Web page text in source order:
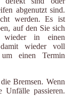
abgenutzt sind.
werden. Es ist
auf den Sie sich
in einen
wieder voll
einen Termin
Bremsen. Wenn
Unfälle passieren.